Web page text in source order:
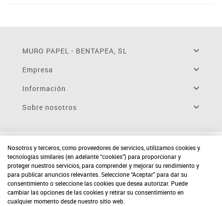
MURO PAPEL - BENTAPEA, SL
Empresa
Información
Sobre nosotros
Nosotros y terceros, como proveedores de servicios, utilizamos cookies y
tecnologías similares (en adelante “cookies”) para proporcionar y
proteger nuestros servicios, para comprender y mejorar su rendimiento y
para publicar anuncios relevantes. Seleccione “Aceptar” para dar su
consentimiento o seleccione las cookies que desea autorizar. Puede
cambiar las opciones de las cookies y retirar su consentimiento en
cualquier momento desde nuestro sitio web.